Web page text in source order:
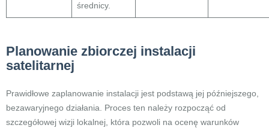
średnicy.
Planowanie zbiorczej instalacji
satelitarnej
Prawidłowe zaplanowanie instalacji jest podstawą jej późniejszego,
bezawaryjnego działania. Proces ten należy rozpocząć od
szczegółowej wizji lokalnej, która pozwoli na ocenę warunków